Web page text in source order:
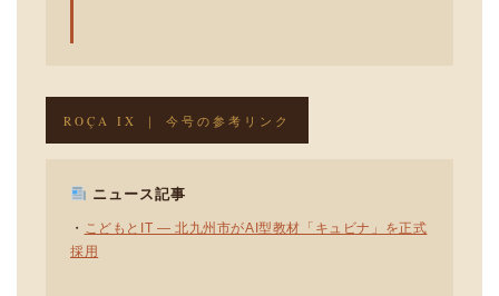
ROÇA IX ｜ 今号の参考リンク
ニュース記事
・ こどもとIT — 北九州市がAI型教材「キュビナ」を正式
採用